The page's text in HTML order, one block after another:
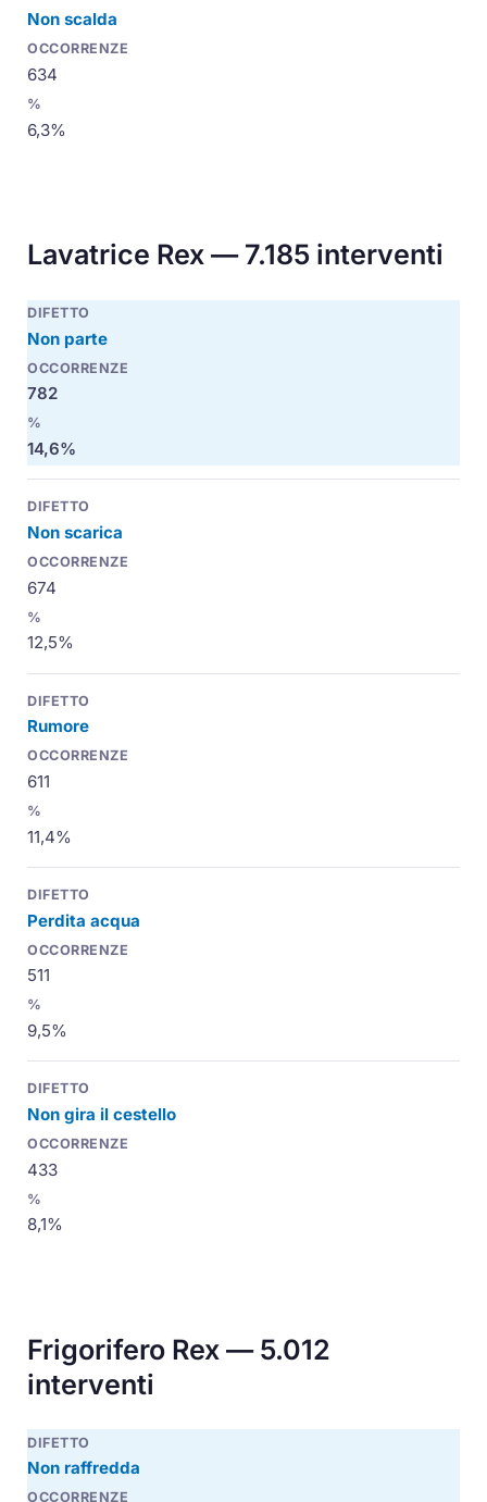
Non scalda
634
6,3%
Lavatrice Rex — 7.185 interventi
Non parte
782
14,6%
Non scarica
674
12,5%
Rumore
611
11,4%
Perdita acqua
511
9,5%
Non gira il cestello
433
8,1%
Frigorifero Rex — 5.012
interventi
Non raffredda